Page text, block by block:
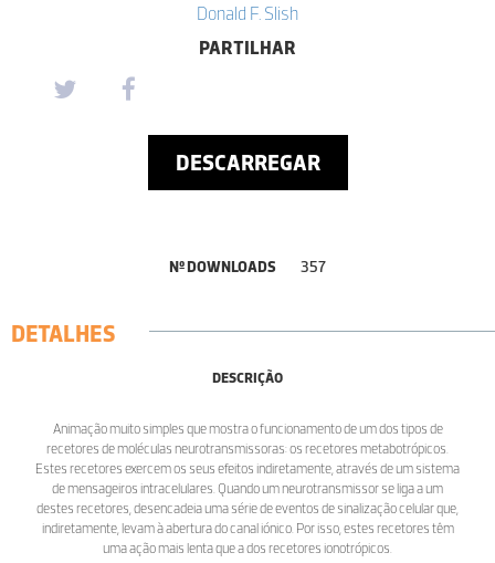
Donald F. Slish
PARTILHAR
DESCARREGAR
Nº DOWNLOADS 357
DETALHES
DESCRIÇÃO
Animação muito simples que mostra o funcionamento de um dos tipos de
recetores de moléculas neurotransmissoras: os recetores metabotrópicos.
Estes recetores exercem os seus efeitos indiretamente, através de um sistema
de mensageiros intracelulares. Quando um neurotransmissor se liga a um
destes recetores, desencadeia uma série de eventos de sinalização celular que,
indiretamente, levam à abertura do canal iónico. Por isso, estes recetores têm
uma ação mais lenta que a dos recetores ionotrópicos.